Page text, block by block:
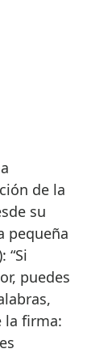
de la
su
pequeña
“Si
puedes
la firma: